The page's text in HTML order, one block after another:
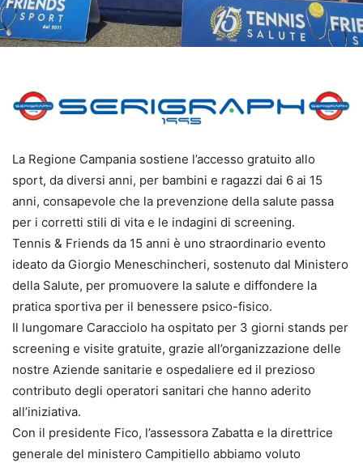
La Regione Campania sostiene l’accesso gratuito allo
sport, da diversi anni, per bambini e ragazzi dai 6 ai 15
anni, consapevole che la prevenzione della salute passa
per i corretti stili di vita e le indagini di screening.
Tennis & Friends da 15 anni è uno straordinario evento
ideato da Giorgio Meneschincheri, sostenuto dal Ministero
della Salute, per promuovere la salute e diffondere la
pratica sportiva per il benessere psico-fisico.
Il lungomare Caracciolo ha ospitato per 3 giorni stands per
screening e visite gratuite, grazie all’organizzazione delle
nostre Aziende sanitarie e ospedaliere ed il prezioso
contributo degli operatori sanitari che hanno aderito
all’iniziativa.
Con il presidente Fico, l’assessora Zabatta e la direttrice
generale del ministero Campitiello abbiamo voluto